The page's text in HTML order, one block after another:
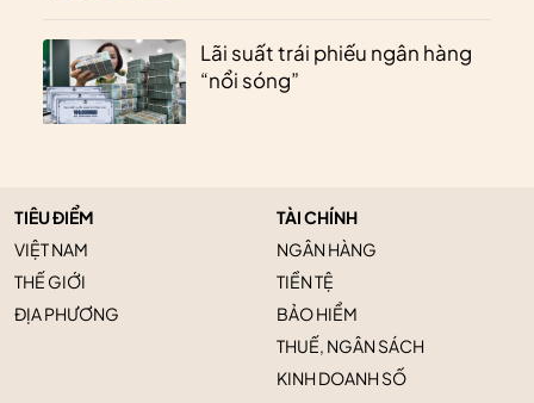
Lãi suất trái phiếu ngân hàng
“nổi sóng”
TIÊU ĐIỂM
VIỆT NAM
THẾ GIỚI
ĐỊA PHƯƠNG
TÀI CHÍNH
NGÂN HÀNG
TIỀN TỆ
BẢO HIỂM
THUẾ, NGÂN SÁCH
KINH DOANH SỐ